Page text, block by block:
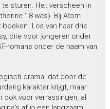
sturen. Het verscheen in
18 was). Bij Atom
Los van haar drie
drie voor jongeren onder
romans onder de naam van
drama, dat door de
karakter krijgt, maar
ook voor verrassingen, al